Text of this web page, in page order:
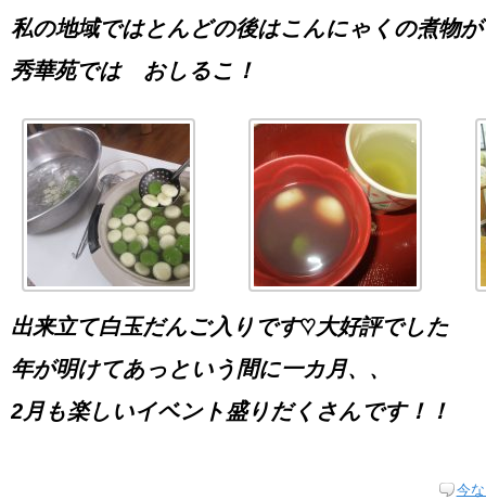
私の地域ではとんどの後はこんにゃくの煮物
秀華苑では おしるこ！
出来立て白玉だんご入りです♡大好評でした
年が明けてあっという間に一カ月、、
2月も楽しいイベント盛りだくさんです！！
今